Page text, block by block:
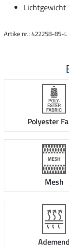
Lichtgewicht
Artikelnr.: 422258-85-L
Polyester
Mesh
Ademend